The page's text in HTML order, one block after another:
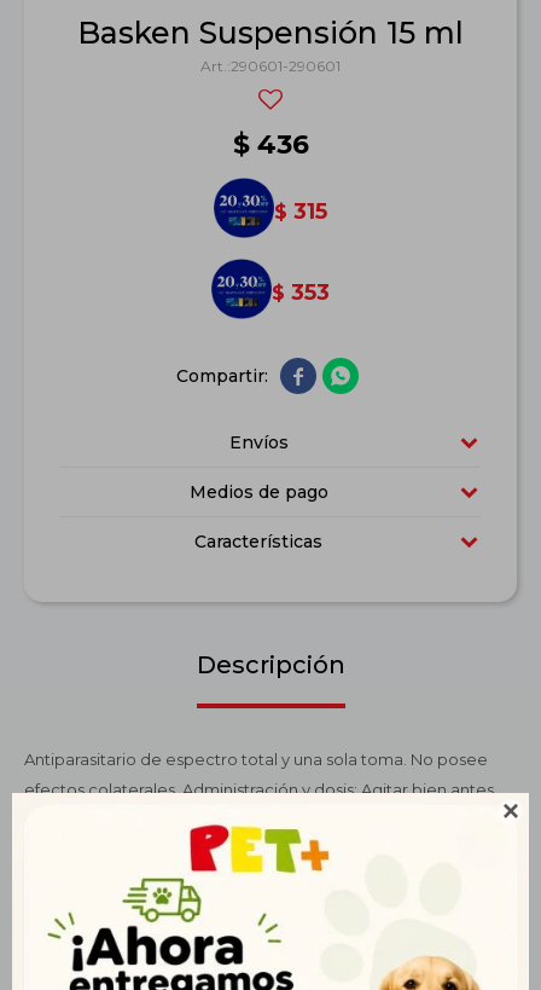

Basken Suspensión 15 ml
290601-290601
$ 436
$ 315
$ 353
 
Envíos
Medios de pago
Características
Descripción
Antiparasitario de espectro total y una sola toma. No posee
efectos colaterales. Administración y dosis: Agitar bien antes
de usar. Administrar 1 mL por Kg. de peso, a partir de los 15 días
de vida. Normalmente una sola toma es suficiente para
obtener la desparasitación. Se recomienda repetir cada 15
días hasta los 3 meses de edad para eliminar los adultos
provenientes de migraciones larvarias previas al inicio del
tratamiento o repetir a los 15 días y continuar con Basken